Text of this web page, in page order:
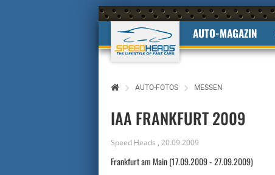
AUTO-MAGAZIN
AUTO-FOTOS MESSEN
IAA FRANKFURT 2009
Speed Heads , 20.09.2009
Frankfurt am Main (17.09.2009 - 27.09.2009)